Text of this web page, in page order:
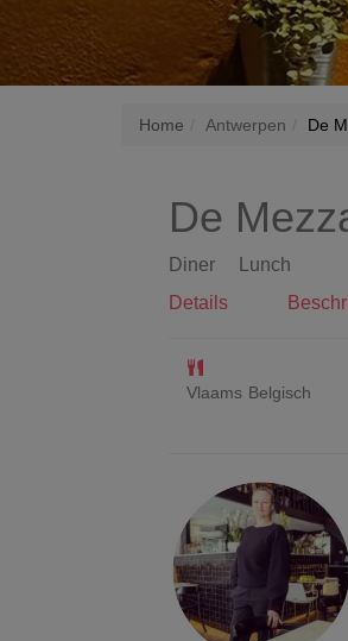
Home Antwerpen De
De
Diner
Lunch
Details
Vlaams Belgisch